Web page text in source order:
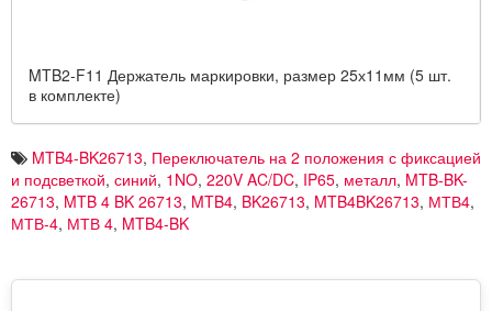
MTB2-F11 Держатель маркировки, размер 25х11мм (5 шт.
в комплекте)
MTB4-BK26713, Переключатель на 2 положения с фиксацией
и подсветкой, синий, 1NO, 220V AC/DC, IP65, металл, MTB-BK-
26713, MTB 4 BK 26713, MTB4, BK26713, MTB4BK26713, МТВ4,
МТВ-4, МТВ 4, MTB4-BK